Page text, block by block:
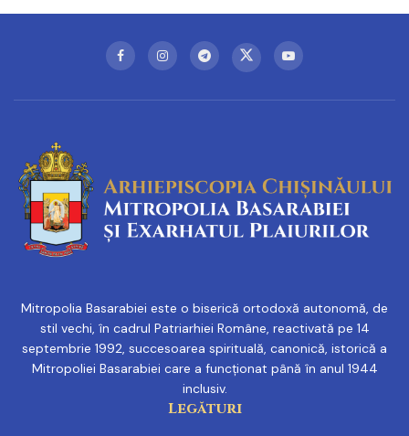
Mitropolia Basarabiei este o biserică ortodoxă autonomă, de
stil vechi, în cadrul Patriarhiei Române, reactivată pe 14
septembrie 1992, succesoarea spirituală, canonică, istorică a
Mitropoliei Basarabiei care a funcționat până în anul 1944
inclusiv.
Legături